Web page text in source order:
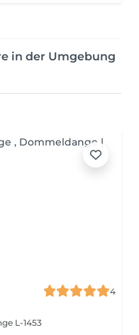
in der Umgebung
4
L-1453